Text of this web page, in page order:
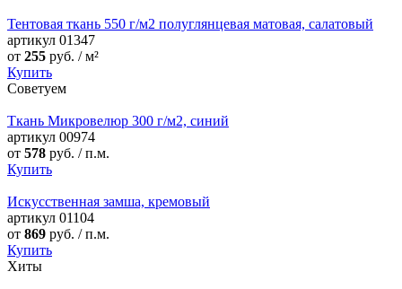
Тентовая ткань 550 г/м2 полуглянцевая матовая, cалатовый
артикул 01347
от 255 руб. / м²
Купить
Советуем
Ткань Микровелюр 300 г/м2, синий
артикул 00974
от 578 руб. / п.м.
Купить
Искусственная замша, кремовый
артикул 01104
от 869 руб. / п.м.
Купить
Хиты